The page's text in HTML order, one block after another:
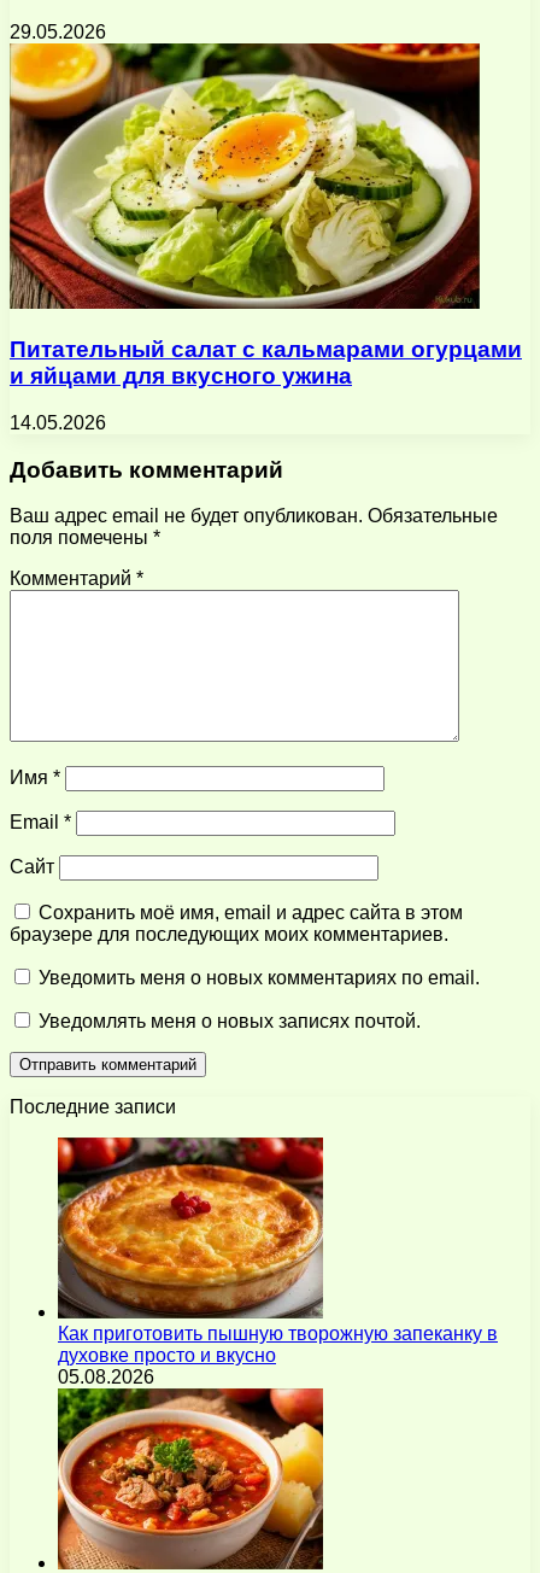
29.05.2026
Питательный салат с кальмарами огурцами
и яйцами для вкусного ужина
14.05.2026
Добавить комментарий
Ваш адрес email не будет опубликован. Обязательные
поля помечены *
Комментарий *
Имя *
Email *
Сайт
Сохранить моё имя, email и адрес сайта в этом
браузере для последующих моих комментариев.
Уведомить меня о новых комментариях по email.
Уведомлять меня о новых записях почтой.
Последние записи
Как приготовить пышную творожную запеканку в
духовке просто и вкусно
05.08.2026